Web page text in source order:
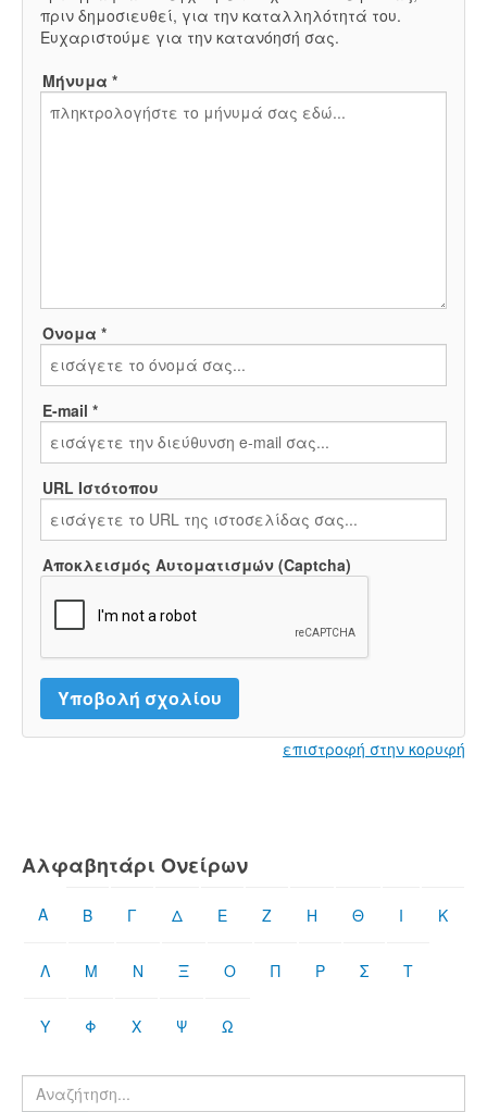
πριν δημοσιευθεί, για την καταλληλότητά του.
Ευχαριστούμε για την κατανόησή σας.
Μήνυμα *
Όνομα *
E-mail *
URL Ιστότοπου
Αποκλεισμός Αυτοματισμών (Captcha)
επιστροφή στην κορυφή
Αλφαβητάρι Ονείρων
Α Β Γ Δ Ε Ζ Η Θ Ι Κ
Λ Μ Ν Ξ Ο Π Ρ Σ Τ
Υ Φ Χ Ψ Ω
Βρες